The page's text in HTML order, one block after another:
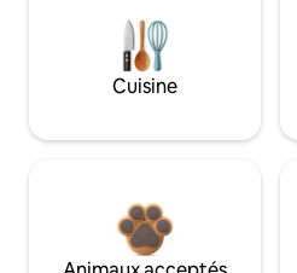
Cuisine